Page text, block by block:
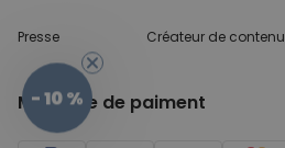
Presse Créateur de contenu
Méthode de paiment
- 10 %